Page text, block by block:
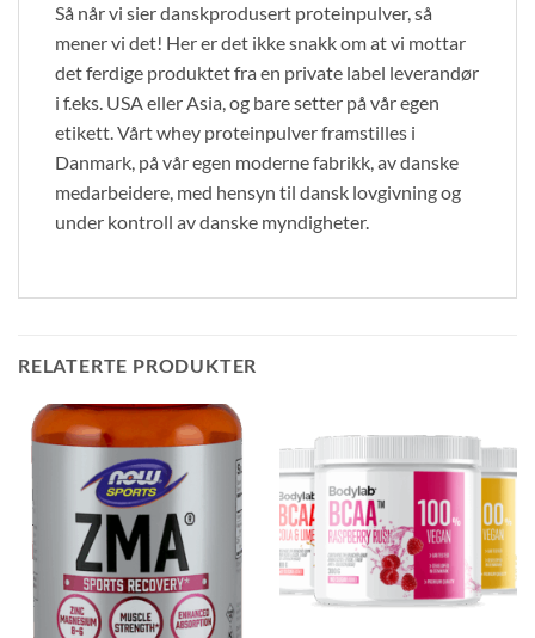
Så når vi sier danskprodusert proteinpulver, så
mener vi det! Her er det ikke snakk om at vi mottar
det ferdige produktet fra en private label leverandør
i f.eks. USA eller Asia, og bare setter på vår egen
etikett. Vårt whey proteinpulver framstilles i
Danmark, på vår egen moderne fabrikk, av danske
medarbeidere, med hensyn til dansk lovgivning og
under kontroll av danske myndigheter.
RELATERTE PRODUKTER